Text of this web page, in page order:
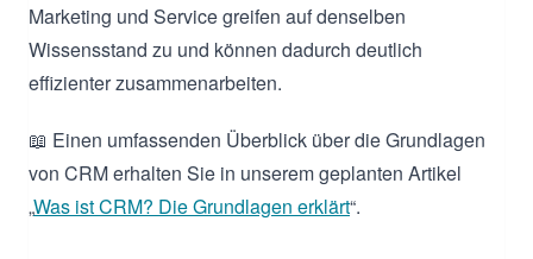
Marketing und Service greifen auf denselben
Wissensstand zu und können dadurch deutlich
effizienter zusammenarbeiten.
📖 Einen umfassenden Überblick über die Grundlagen
von CRM erhalten Sie in unserem geplanten Artikel
„Was ist CRM? Die Grundlagen erklärt“.